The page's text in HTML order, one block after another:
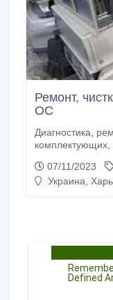
Ремонт,
ОС
Диагностика, ремонт при необходимости с заменой
комплектующих, чистка от пыли, переустановка
Харькову и
стабильным
07/11/2023
Украина,